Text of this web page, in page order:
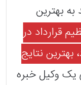
بهترین
قرارداد در
بهترین نتایج
یک وکیل خبره